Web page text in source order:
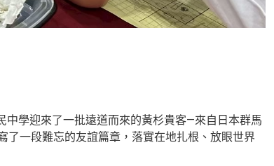
學迎來了一批遠道而來的黃杉貴客—來自日本群馬
一段難忘的友誼篇章，落實在地扎根、放眼世界